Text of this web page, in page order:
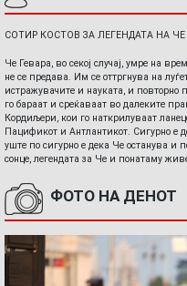
СОТИР КОСТОВ ЗА ЛЕГЕНДАТА НА ЧЕ
Че Гевара, во секој случај, умре на
не се предава. Им се оттргнува на
истражувачите и науката, и повторно
го бараат и среќаваат во далеките
Кордиљери, кои го наткрилуваат
Пацификот и Антлантикот. Сигурно е
уште по сигурно е дека Че останува и
сонце, легендата за Че и понатаму
ФОТО НА ДЕНОТ